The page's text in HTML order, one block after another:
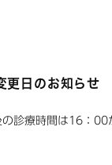
更日のお知らせ
診療時間は16：00